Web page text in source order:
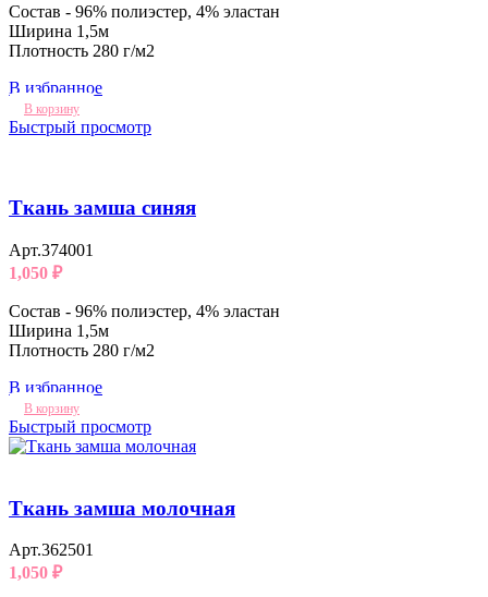
Состав - 96% полиэстер, 4% эластан
Ширина 1,5м
Плотность 280 г/м2
В избранное
В корзину
Быстрый просмотр
Ткань замша синяя
Арт.374001
1,050 ₽
Состав - 96% полиэстер, 4% эластан
Ширина 1,5м
Плотность 280 г/м2
В избранное
В корзину
Быстрый просмотр
Ткань замша молочная
Арт.362501
1,050 ₽